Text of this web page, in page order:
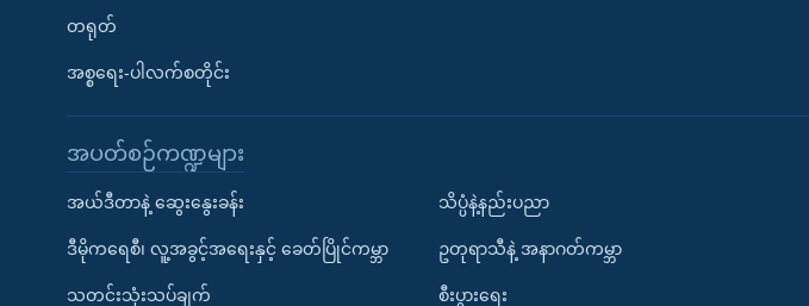
တရုတ်
အစ္စရေး-ပါလက်စတိုင်း
အပတ်စဉ်ကဏ္ဍများ
အယ်ဒီတာနဲ့ ဆွေးနွေးခန်း
ဒီမိုကရေစီ၊ လူ့အခွင့်အရေးနှင့် ခေတ်ပြိုင်ကမ္ဘာ
သတင်းသုံးသပ်ချက်
သိပ္ပံနဲ့နည်းပညာ
ဥတုရာသီနဲ့ အနာဂတ်ကမ္ဘာ
စီးပွားရေး